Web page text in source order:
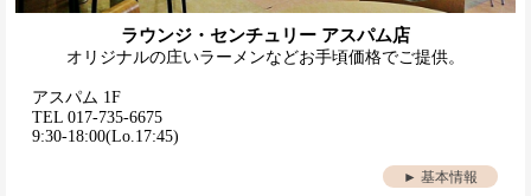
ラウンジ・センチュリー アスパム店
オリジナルの庄いラーメンなどお手頃価格でご提供。
アスパム 1F
TEL 017-735-6675
9:30-18:00(Lo.17:45)
► 基本情報